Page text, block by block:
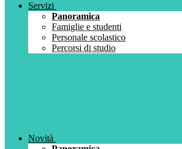
Servizi
Panoramica
Famiglie e studenti
Personale scolastico
Percorsi di studio
Novità